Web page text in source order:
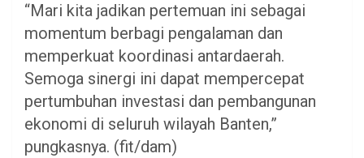
“Mari kita jadikan pertemuan ini sebagai
momentum berbagi pengalaman dan
memperkuat koordinasi antardaerah.
Semoga sinergi ini dapat mempercepat
pertumbuhan investasi dan pembangunan
ekonomi di seluruh wilayah Banten,”
pungkasnya. (fit/dam)